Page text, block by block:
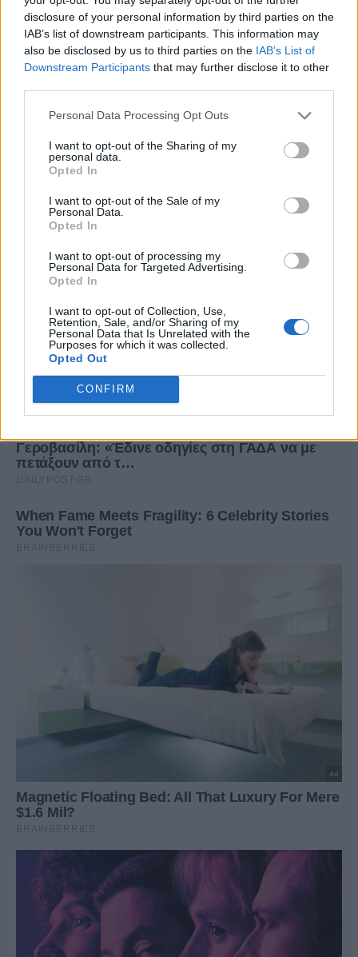
disclosure of your personal information by third parties on the
IAB’s list of downstream participants. This information may
also be disclosed by us to third parties on the IAB’s List of
Downstream Participants that may further disclose it to other
Personal Data Processing Opt Outs
I want to opt-out of the Sharing of my
personal data.
Opted In
I want to opt-out of the Sale of my
Personal Data.
Opted In
I want to opt-out of processing my
Personal Data for Targeted Advertising.
Opted In
I want to opt-out of Collection, Use,
Retention, Sale, and/or Sharing of my
Personal Data that Is Unrelated with the
Purposes for which it was collected.
Opted Out
CONFIRM